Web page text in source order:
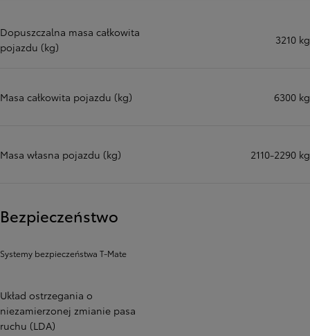
Dopuszczalna masa całkowita
pojazdu (kg)
3210 kg
Masa całkowita pojazdu (kg) 6300 kg
Masa własna pojazdu (kg) 2110-2290 kg
Bezpieczeństwo
Systemy bezpieczeństwa T-Mate
Układ ostrzegania o
niezamierzonej zmianie pasa
ruchu (LDA)